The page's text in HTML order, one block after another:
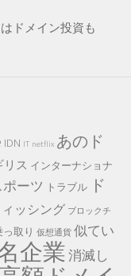
ドメイン投資も
IDN IT netflix あのド
リス インターナショナ
ポーツ トラブル
ド
ィッシング ブロックチ
っ取り 仮想通貨 似てい
企業消滅し